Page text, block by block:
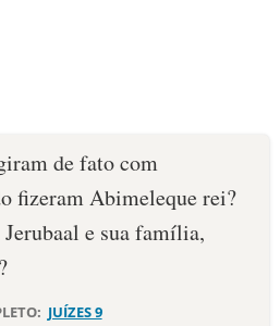
de fato com
fizeram Abimeleque rei?
e sua família,
JUÍZES 9